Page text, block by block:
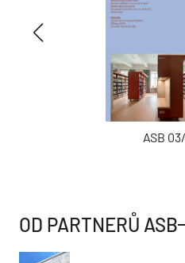
ASB
OD PARTNERŮ ASB